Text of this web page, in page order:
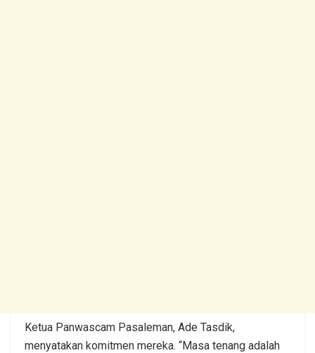
Ketua Panwascam Pasaleman, Ade Tasdik,
menyatakan komitmen mereka. “Masa tenang adalah